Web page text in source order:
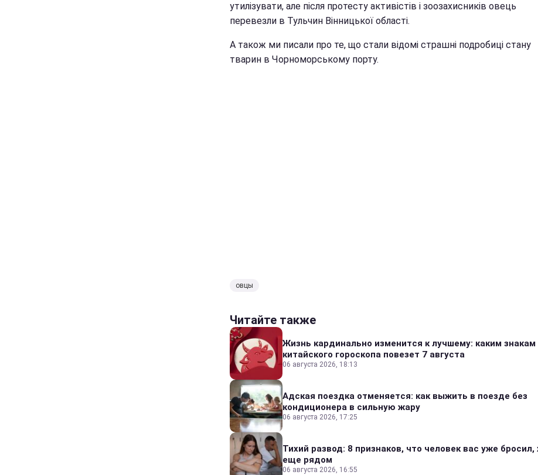
утилізувати, але після протесту активістів і зоозахисників овець
перевезли в Тульчин Вінницької області.
А також ми писали про те, що стали відомі страшні подробиці стану
тварин в Чорноморському порту.
овцы
Читайте также
Жизнь кардинально изменится к лучшему: каким знакам
китайского гороскопа повезет 7 августа
06 августа 2026, 18:13
Адская поездка отменяется: как выжить в поезде без
кондиционера в сильную жару
06 августа 2026, 17:25
Тихий развод: 8 признаков, что человек вас уже бросил,
еще рядом
06 августа 2026, 16:55